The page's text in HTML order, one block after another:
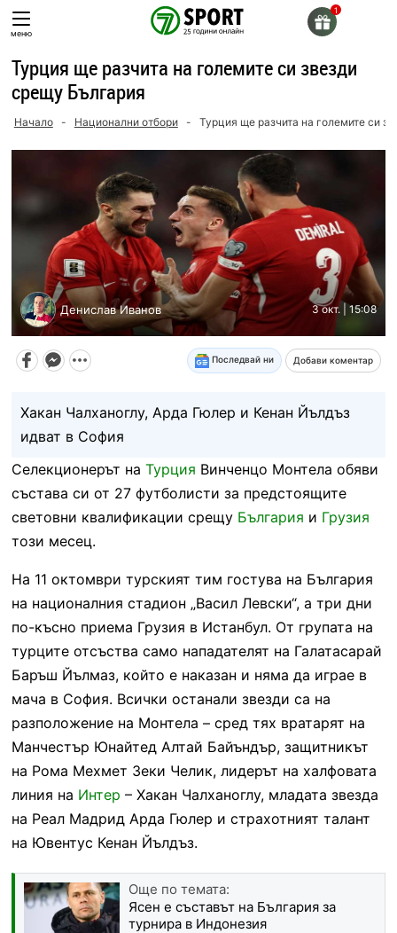
Skip
toменю
Турция ще разчита на големите си звезди
срещу България
Начало - Национални отбори - Турция ще разчита на големите си
Денислав Иванов 3 окт. | 15:08
Последвай ни Добави коментар
Хакан Чалханоглу, Арда Гюлер и Кенан Йълдъз
идват в София
Селекционерът на Турция Винченцо Монтела обяви
състава си от 27 футболисти за предстоящите
световни квалификации срещу България и Грузия
този месец.
На 11 октомври турският тим гостува на България
на националния стадион „Васил Левски“, а три дни
по-късно приема Грузия в Истанбул. От групата на
турците отсъства само нападателят на Галатасарай
Баръш Йълмаз, който е наказан и няма да играе в
мача в София. Всички останали звезди са на
разположение на Монтела – сред тях вратарят на
Манчестър Юнайтед Алтай Байъндър, защитникът
на Рома Мехмет Зеки Челик, лидерът на халфовата
линия на Интер – Хакан Чалханоглу, младата звезда
на Реал Мадрид Арда Гюлер и страхотният талант
на Ювентус Кенан Йълдъз.
Още по темата:
Ясен е съставът на България за
турнира в Индонезия